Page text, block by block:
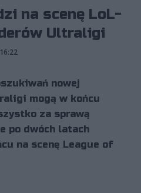
na scenę LoL-
Ultraligi
nowej
mogą w końcu
za sprawą
po dwóch latach
na scenę League of